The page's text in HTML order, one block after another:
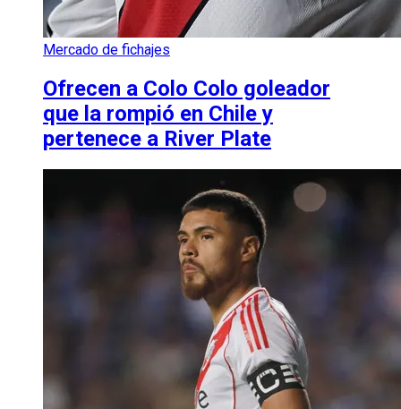
Mercado de fichajes
Ofrecen a Colo Colo goleador
que la rompió en Chile y
pertenece a River Plate